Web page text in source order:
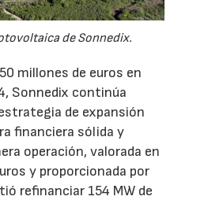
de Sonnedix.
millones de euros en
Sonnedix continúa
de expansión
financiera sólida y
operación, valorada en
y proporcionada por
refinanciar 154 MW de